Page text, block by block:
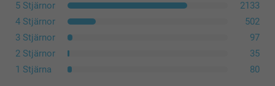
5 Stjärnor
2133
4 Stjärnor
502
3 Stjärnor
97
2 Stjärnor
35
1 Stjärna
80